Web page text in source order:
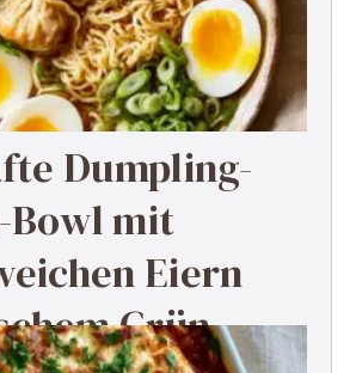
Dumpling-
Bowl mit
Eiern
Grün